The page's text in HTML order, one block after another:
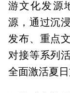
游文化发源
源，通过沉
发布、重点
对接等系列
全面激活夏日